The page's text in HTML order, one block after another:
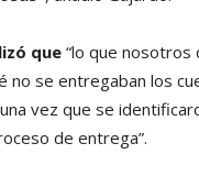
que “lo que nosotros
no se entregaban los
vez que se
de entrega”.